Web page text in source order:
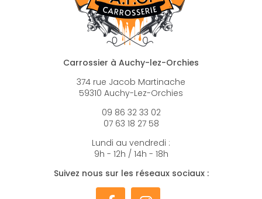
Carrossier à Auchy-lez-Orchies
374 rue Jacob Martinache
59310 Auchy-Lez-Orchies
09 86 32 33 02
07 63 18 27 58
Lundi au vendredi :
9h - 12h / 14h - 18h
Suivez nous sur les réseaux sociaux :